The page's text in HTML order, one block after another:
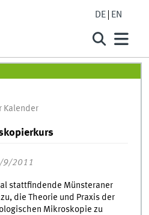
DE EN
Kalender
9/2011
stattfindende Münsteraner
die Theorie und Praxis der
Mikroskopie zu